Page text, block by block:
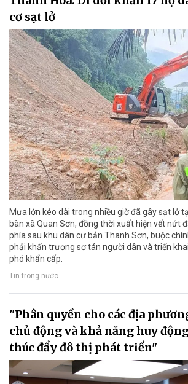
cơ sạt lở
Mưa lớn kéo dài trong nhiều giờ đã gây sạt lở
bàn xã Quan Sơn, đồng thời xuất hiện vết nứt
phía sau khu dân cư bản Thanh Sơn, buộc
phải khẩn trương sơ tán người dân và triển
phó khẩn cấp.
Tin trong nước
"Phân quyền cho các địa
chủ động và khả năng huy
thúc đẩy đô thị phát triển"